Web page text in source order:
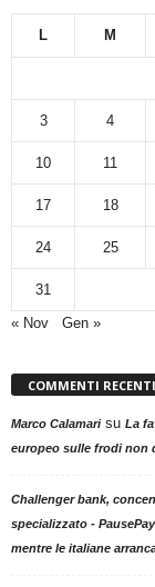
L M
3 4
10 11
17 18
24 25
31
« Nov
Gen »
COMMENTI RECENTI
Marco Calamarisu La
europeo sulle frodi non
Challenger bank,
specializzato - PausePay
mentre le italiane